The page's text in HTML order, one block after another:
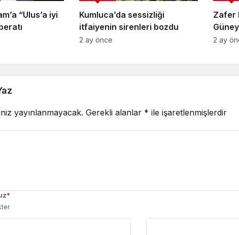
“Ulus’a iyi
Kumluca’da sessizliği
itfaiyenin sirenleri bozdu
2 ay önce
Zafer
2 ay
yayınlanmayacak. Gerekli alanlar * ile işaretlenmişlerdir
*